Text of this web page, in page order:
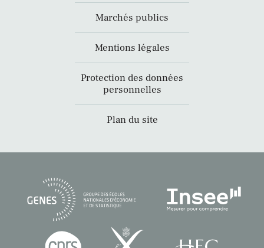
Marchés publics
Mentions légales
Protection des données
personnelles
Plan du site